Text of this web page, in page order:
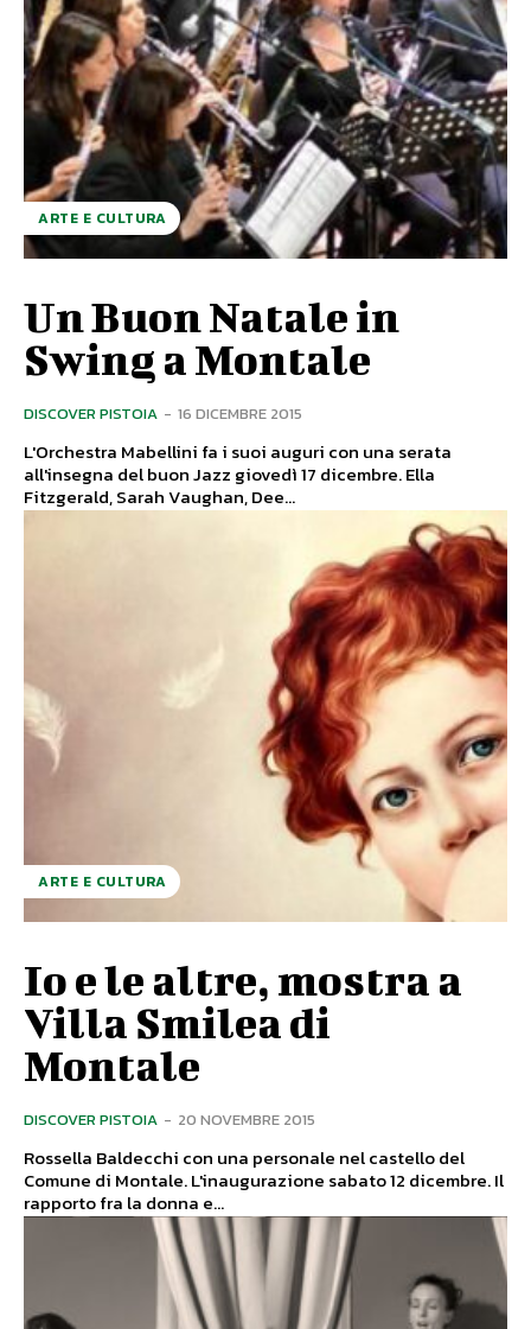
ARTE E CULTURA
Un Buon Natale in
Swing a Montale
DISCOVER PISTOIA - 16 DICEMBRE 2015
L'Orchestra Mabellini fa i suoi auguri con una serata
all'insegna del buon Jazz giovedì 17 dicembre. Ella
Fitzgerald, Sarah Vaughan, Dee...
ARTE E CULTURA
Io e le altre, mostra a
Villa Smilea di
Montale
DISCOVER PISTOIA - 20 NOVEMBRE 2015
Rossella Baldecchi con una personale nel castello del
Comune di Montale. L'inaugurazione sabato 12 dicembre. Il
rapporto fra la donna e...